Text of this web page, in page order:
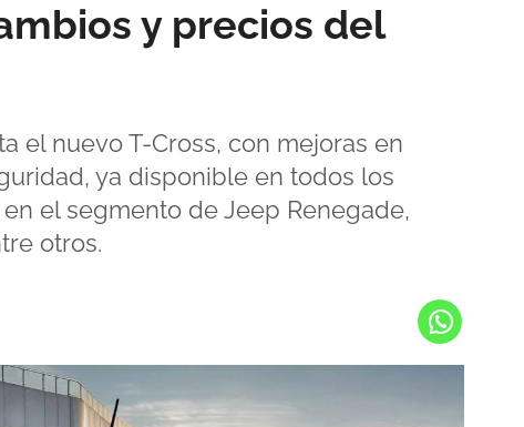
y precios del
el nuevo T-Cross, con mejoras en
ya disponible en todos los
el segmento de Jeep Renegade,
otros.